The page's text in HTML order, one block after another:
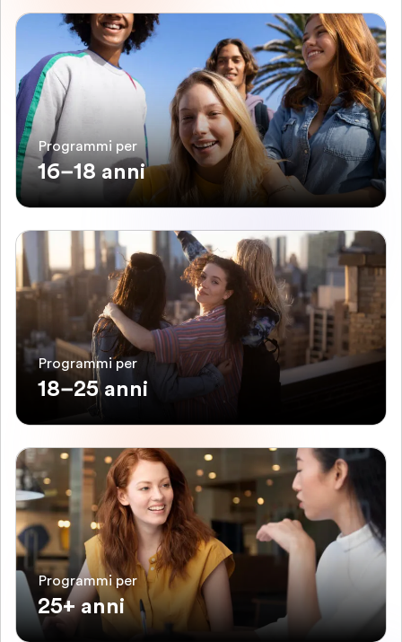
Programmi per
16–18 anni
Programmi per
18–25 anni
Programmi per
25+ anni